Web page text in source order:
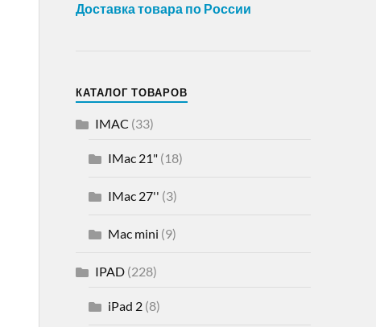
Доставка товара по России
КАТАЛОГ ТОВАРОВ
IMAC (33)
IMac 21"(18)
IMac 27'' (3)
Mac mini (9)
IPAD(228)
iPad 2(8)